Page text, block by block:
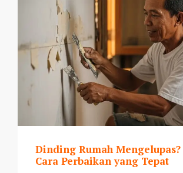
Dinding Rumah
Cara Perbaikan yang Tepat